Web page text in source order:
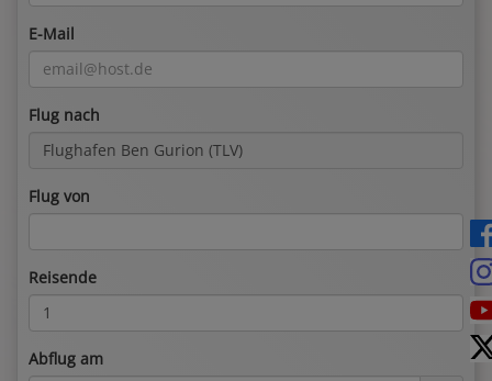
E-Mail
Flug nach
Flug von
Reisende
Abflug am